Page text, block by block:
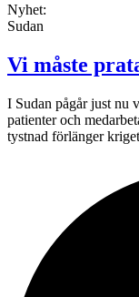
Nyhet:
Sudan
Vi måste
I Sudan pågår just nu
patienter och
tystnad förlänger